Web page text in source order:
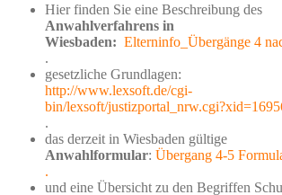
Hier finden Sie eine Beschreibung des
Anwahlverfahrens in
Wiesbaden: Elterninfo_Übergänge 4
.
gesetzliche Grundlagen:
http://www.lexsoft.de/cgi-
bin/lexsoft/
.
das derzeit in Wiesbaden gültige
Anwahlformular: Übergang 4-5
.
und eine Übersicht zu den Begriffen